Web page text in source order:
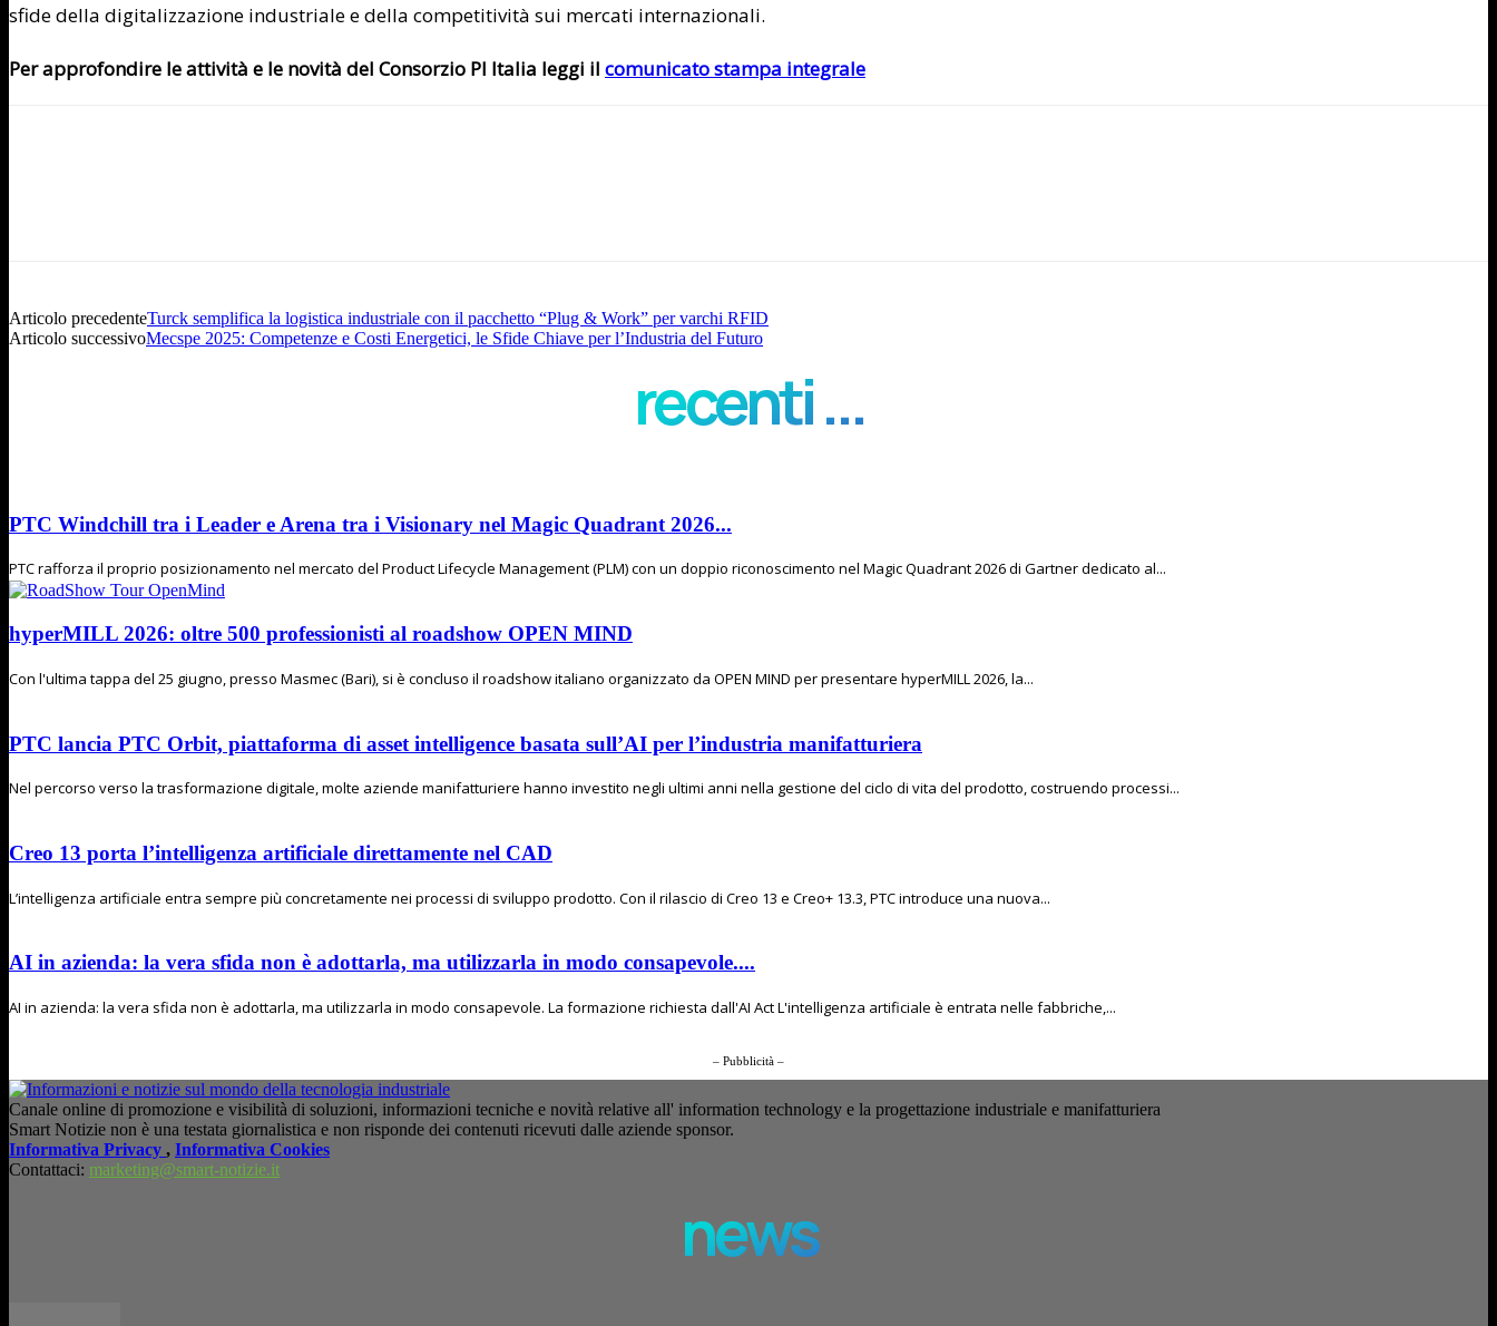
sfide della digitalizzazione industriale e della competitività sui mercati internazionali.
Per approfondire le attività e le novità del Consorzio PI Italia leggi il comunicato stampa integrale
Articolo precedenteTurck semplifica la logistica industriale con il pacchetto “Plug & Work” per varchi RFID
Articolo successivoMecspe 2025: Competenze e Costi Energetici, le Sfide Chiave per l’Industria del Futuro
recenti ...
PTC Windchill tra i Leader e Arena tra i Visionary nel Magic Quadrant 2026...
PTC rafforza il proprio posizionamento nel mercato del Product Lifecycle Management (PLM) con un doppio riconoscimento nel Magic Quadrant 2026 di Gartner dedicato al...
hyperMILL 2026: oltre 500 professionisti al roadshow OPEN MIND
Con l'ultima tappa del 25 giugno, presso Masmec (Bari), si è concluso il roadshow italiano organizzato da OPEN MIND per presentare hyperMILL 2026, la...
PTC lancia PTC Orbit, piattaforma di asset intelligence basata sull’AI per l’industria manifatturiera
Nel percorso verso la trasformazione digitale, molte aziende manifatturiere hanno investito negli ultimi anni nella gestione del ciclo di vita del prodotto, costruendo processi...
Creo 13 porta l’intelligenza artificiale direttamente nel CAD
L’intelligenza artificiale entra sempre più concretamente nei processi di sviluppo prodotto. Con il rilascio di Creo 13 e Creo+ 13.3, PTC introduce una nuova...
AI in azienda: la vera sfida non è adottarla, ma utilizzarla in modo consapevole....
AI in azienda: la vera sfida non è adottarla, ma utilizzarla in modo consapevole. La formazione richiesta dall'AI Act L'intelligenza artificiale è entrata nelle fabbriche,...
– Pubblicità –
Canale online di promozione e visibilità di soluzioni, informazioni tecniche e novità relative all' information technology e la progettazione industriale e manifatturiera
Smart Notizie non è una testata giornalistica e non risponde dei contenuti ricevuti dalle aziende sponsor.
Informativa Privacy , Informativa Cookies
Contattaci: marketing@smart-notizie.it
news